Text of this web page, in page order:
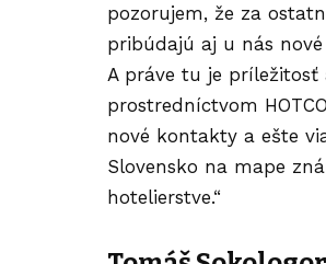
pozorujem, že za
pribúdajú aj u nás nové
A práve tu je príležitosť
prostredníctvom
nové kontakty a ešte
Slovensko na mape
hotelierstve.“